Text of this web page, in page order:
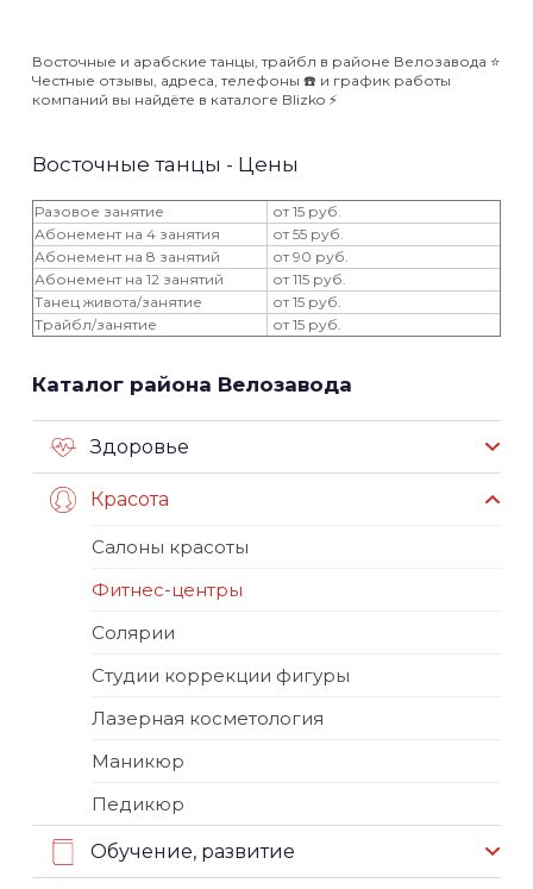
Восточные и арабские танцы, трайбл в районе Велозавода ⭐️
Честные отзывы, адреса, телефоны ☎️ и график работы
компаний вы найдёте в каталоге Blizko ⚡️
Восточные танцы - Цены
Разовое занятие
от 15 руб.
Абонемент на 4 занятия
от 55 руб.
Абонемент на 8 занятий
от 90 руб.
Абонемент на 12 занятий
от 115 руб.
Танец живота/занятие
от 15 руб.
Трайбл/занятие
от 15 руб.
Каталог района Велозавода
Здоровье
Красота
Салоны красоты
Фитнес-центры
Солярии
Студии коррекции фигуры
Лазерная косметология
Маникюр
Педикюр
Обучение, развитие